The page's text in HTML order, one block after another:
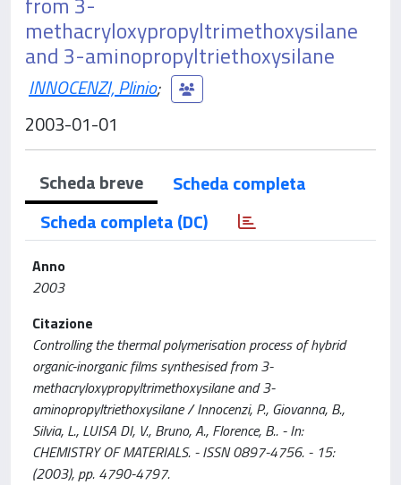
methacryloxypropyltrimethoxysilane
and 3-aminopropyltriethoxysilane
INNOCENZI, Plinio;
2003-01-01
Scheda breve
Scheda completa
Scheda completa (DC)
Anno
2003
Citazione
Controlling the thermal polymerisation process of hybrid
organic-inorganic films synthesised from 3-
methacryloxypropyltrimethoxysilane and 3-
aminopropyltriethoxysilane / Innocenzi, P., Giovanna, B.,
Silvia, L., LUISA DI, V., Bruno, A., Florence, B.. - In:
CHEMISTRY OF MATERIALS. - ISSN 0897-4756. - 15:
(2003), pp. 4790-4797.